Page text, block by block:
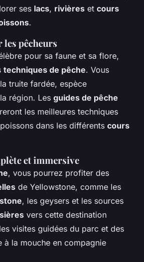
ses lacs, rivières et cours
.
pêcheurs
pour sa faune et sa flore,
techniques de pêche. Vous
truite fardée, espèce
région. Les guides de pêche
les meilleures techniques
dans les différents cours
et immersive
, vous pourrez profiter des
de Yellowstone, comme les
, les geysers et les sources
vers cette destination
visites guidées du parc et des
à la mouche en compagnie